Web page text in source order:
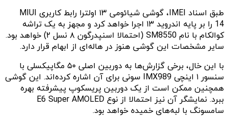
طبق اسناد IMEI، گوشی شیائومی ۱۳ اولترا رابط کاربری MIUI
14 را بر پایه اندروید ۱۳ اجرا خواهد کرد و مجهز به یک تراشه
کوالکام با نام SM8550 (احتمالا اسنپدرگون‌ ۸ نسل ۲) خواهد بود.
سایر مشخصات این گوشی هنوز در هاله‌ای از ابهام قرار دارد.
با این خال، برخی گزارش‌ها به دوربین اصلی ۵۰ مگاپیکسلی با
سنسور ۱ اینچی IMX989 سونی برای آن اشاره کرده‌اند. این گوشی
همچنین ممکن است از یک دوربین پریسکوپ پیشرفته بهره
ببرد. نمایشگر آن نیز احتمالا از نوع E6 Super AMOLED
سامسونگ با لبه‌های خمیده خواهد بود.‌